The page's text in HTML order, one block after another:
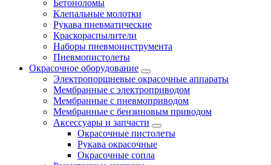
Бетоноломы
Клепальные молотки
Рукава пневматические
Краскораспылители
Наборы пневмоинструмента
Пневмопистолеты
Окрасочное оборудование
Электропоршневые окрасочные аппараты
Мембранные с электроприводом
Мембранные с пневмоприводом
Мембранные с бензиновым приводом
Аксессуары и запчасти
Окрасочные пистолеты
Рукава окрасочные
Окрасочные сопла